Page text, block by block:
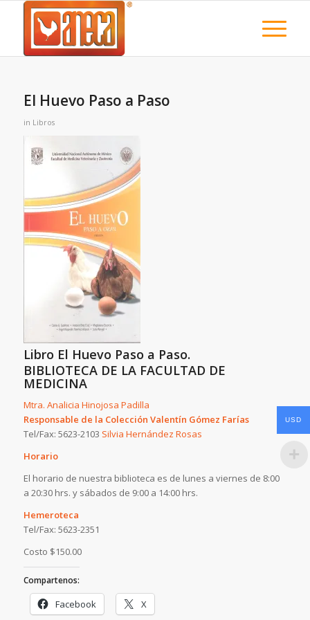
El Huevo Paso a Paso
in Libros
Libro El Huevo Paso a Paso.
BIBLIOTECA DE LA FACULTAD DE
MEDICINA
Mtra. Analicia Hinojosa Padilla
Responsable de la Colección Valentín Gómez Farías
Tel/Fax: 5623-2103 Silvia Hernández Rosas
Horario
El horario de nuestra biblioteca es de lunes a viernes de 8:00
a 20:30 hrs. y sábados de 9:00 a 14:00 hrs.
Hemeroteca
Tel/Fax: 5623-2351
Costo $150.00
Compartenos:
Facebook X
USD